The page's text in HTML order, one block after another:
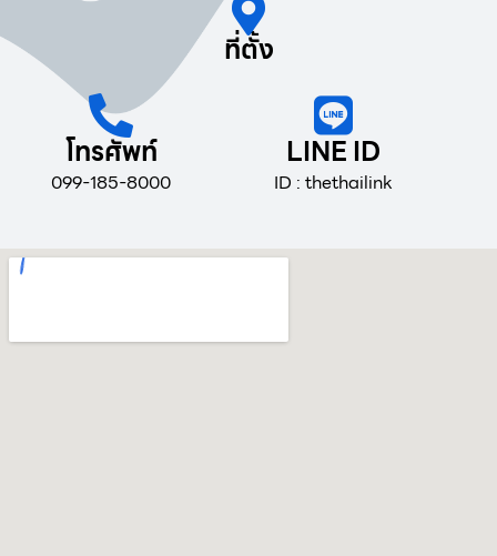
ที่ตั้ง
โทรศัพท์
099-185-8000
LINE ID
ID : thethailink